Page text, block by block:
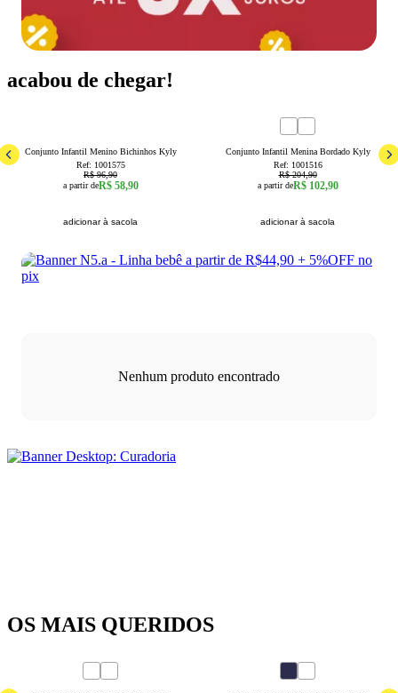
acabou de chegar!
Conjunto Infantil Menino Bichinhos Kyly
Ref: 1001575
R$ 96,90
a partir deR$ 58,90
adicionar à sacola
Conjunto Infantil Menina Bordado Kyly
Ref: 1001516
R$ 204,90
a partir deR$ 102,90
adicionar à sacola
Nenhum produto encontrado
OS MAIS QUERIDOS